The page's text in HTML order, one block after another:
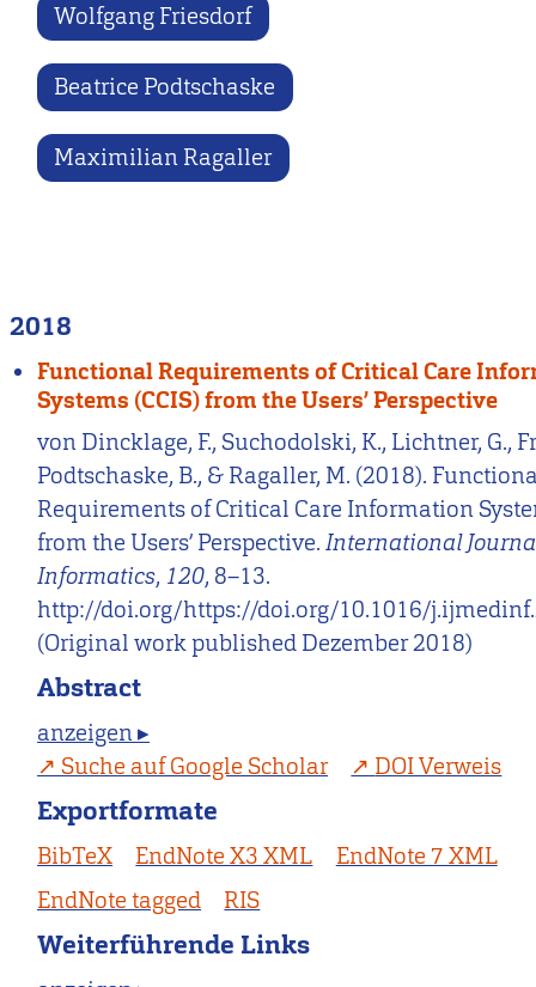
Wolfgang Friesdorf
Beatrice Podtschaske
Maximilian Ragaller
2018
Functional Requirements of Critical Care
Systems (CCIS) from the Users’ Perspective
von Dincklage, F., Suchodolski, K., Lichtner, G.,
Podtschaske, B., & Ragaller, M. (2018).
Requirements of Critical Care Information
from the Users’ Perspective.International
Informatics, 120, 8–13.
http://doi.org/https://doi.org/10.1016/
(Original work published Dezember 2018)
Abstract
anzeigen ▸
Suche auf Google Scholar
DOI Verweis
Exportformate
BibTeX EndNote X3 XML
EndNote 7 XML
EndNote tagged
RIS
Weiterführende Links